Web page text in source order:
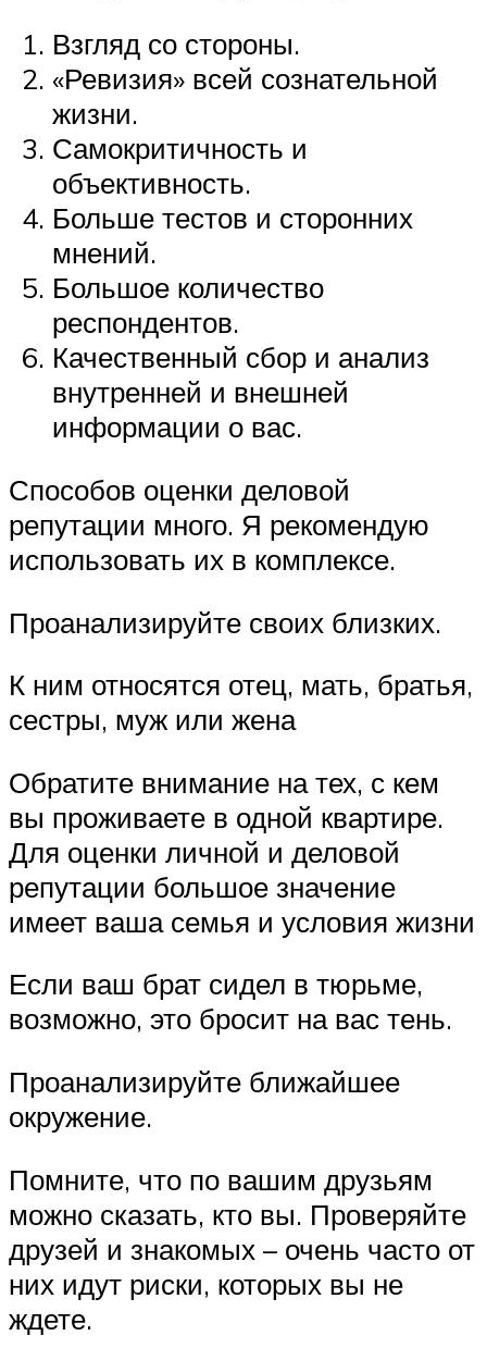
Взгляд со стороны.
«Ревизия» всей сознательной
жизни.
Самокритичность и
объективность.
Больше тестов и сторонних
мнений.
Большое количество
респондентов.
Качественный сбор и анализ
внутренней и внешней
информации о вас.
Способов оценки деловой
репутации много. Я рекомендую
использовать их в комплексе.
Проанализируйте своих близких.
К ним относятся отец, мать, братья,
сестры, муж или жена
Обратите внимание на тех, с кем
вы проживаете в одной квартире.
Для оценки личной и деловой
репутации большое значение
имеет ваша семья и условия жизни
Если ваш брат сидел в тюрьме,
возможно, это бросит на вас тень.
Проанализируйте ближайшее
окружение.
Помните, что по вашим друзьям
можно сказать, кто вы. Проверяйте
друзей и знакомых – очень часто от
них идут риски, которых вы не
ждете.